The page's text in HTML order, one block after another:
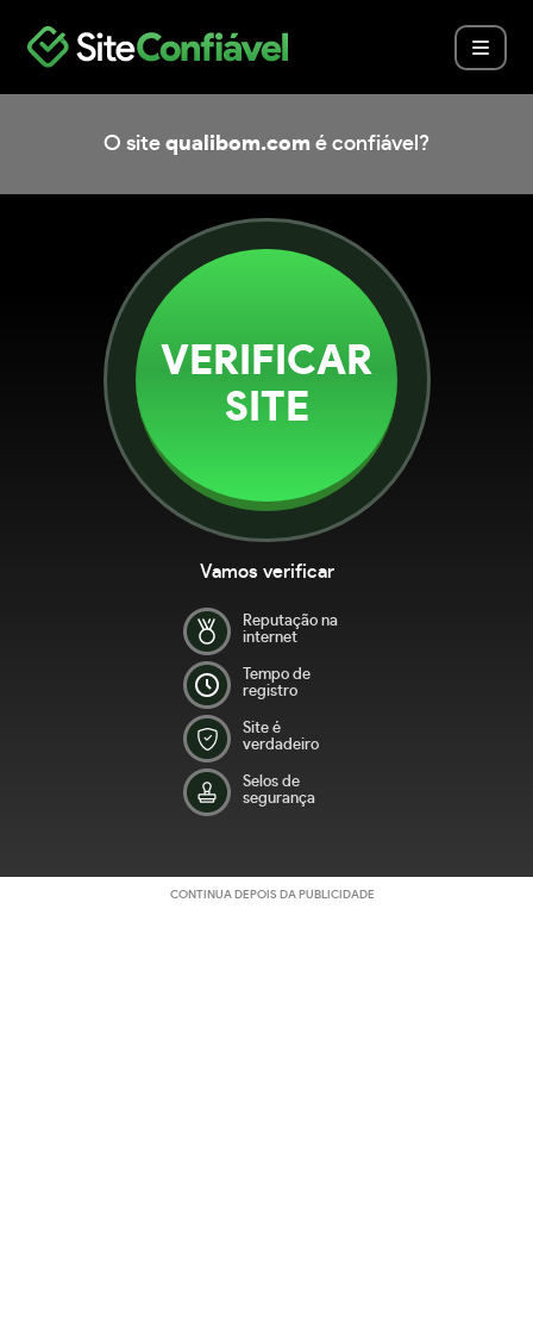
O site qualibom.com é confiável?
VERIFICAR
SITE
Vamos verificar
Reputação na
internet
Tempo de
registro
Site é
verdadeiro
Selos de
segurança
CONTINUA DEPOIS DA PUBLICIDADE